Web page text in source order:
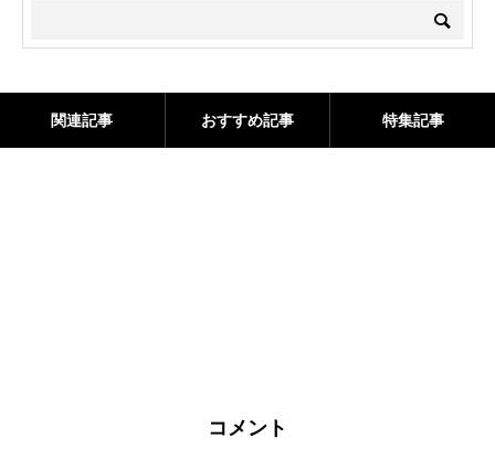
関連記事 おすすめ記事 特集記事
コメント